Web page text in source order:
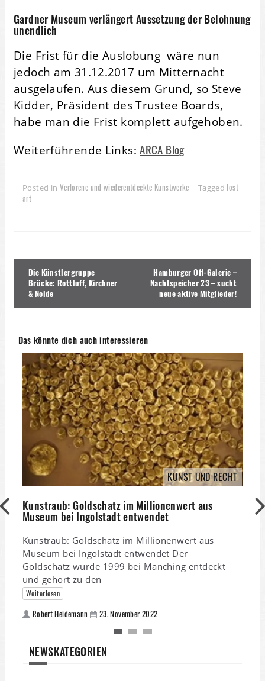
Gardner Museum verlängert Aussetzung der Belohnung
unendlich
Die Frist für die Auslobung wäre nun
jedoch am 31.12.2017 um Mitternacht
ausgelaufen. Aus diesem Grund, so Steve
Kidder, Präsident des Trustee Boards,
habe man die Frist komplett aufgehoben.
Weiterführende Links:ARCA Blog
Posted in Verlorene und wiederentdeckte Kunstwerke Tagged lost
art
Beitragsnavigation
Die Künstlergruppe
Brücke: Rottluff, Kirchner
& Nolde
Hamburger Off-Galerie –
Nachtspeicher 23 – sucht
neue aktive Mitglieder!
Das könnte dich auch interessieren
KUNST UND RECHT
Kunstraub: Goldschatz im Millionenwert aus
Museum bei Ingolstadt entwendet
Kunstraub: Goldschatz im Millionenwert aus
Museum bei Ingolstadt entwendet Der
Goldschatz wurde 1999 bei Manching entdeckt
und gehört zu den
Weiterlesen
Robert Heidemann 23. November 2022
NEWSKATEGORIEN